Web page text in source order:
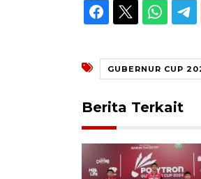
GUBERNUR CUP
Berita Terkait